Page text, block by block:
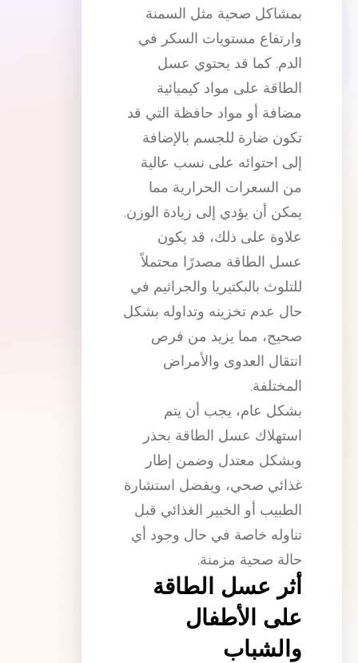
بمشاكل صحية مثل السمنة
وارتفاع مستويات السكر في
الدم. كما قد يحتوي عسل
الطاقة على مواد كيميائية
مضافة أو مواد حافظة التي قد
تكون ضارة للجسم بالإضافة
إلى احتوائه على نسب عالية
من السعرات الحرارية مما
يمكن أن يؤدي إلى زيادة الوزن.
علاوة على ذلك، قد يكون
عسل الطاقة مصدرًا محتملاً
للتلوث بالبكتيريا والجراثيم في
حال عدم تخزينه وتداوله بشكل
صحيح، مما يزيد من فرص
انتقال العدوى والأمراض
المختلفة.
بشكل عام، يجب أن يتم
استهلاك عسل الطاقة بحذر
وبشكل معتدل وضمن إطار
غذائي صحي، ويفضل استشارة
الطبيب أو الخبير الغذائي قبل
تناوله خاصة في حال وجود أي
حالة صحية مزمنة.
أثر عسل الطاقة
على الأطفال
والشباب